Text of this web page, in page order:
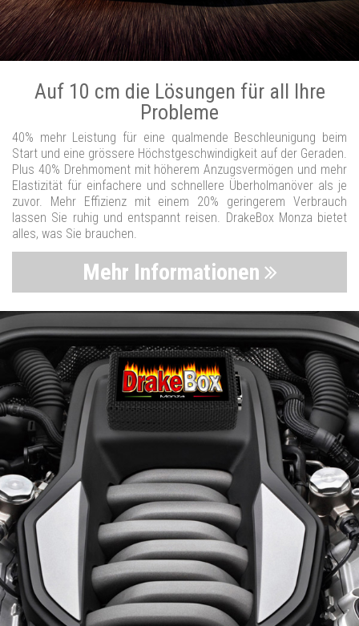
Auf 10 cm die Lösungen für all Ihre
Probleme
40% mehr Leistung für eine qualmende Beschleunigung beim
Start und eine grössere Höchstgeschwindigkeit auf der Geraden.
Plus 40% Drehmoment mit höherem Anzugsvermögen und mehr
Elastizität für einfachere und schnellere Überholmanöver als je
zuvor. Mehr Effizienz mit einem 20% geringerem Verbrauch
lassen Sie ruhig und entspannt reisen. DrakeBox Monza bietet
alles, was Sie brauchen.
Mehr Informationen